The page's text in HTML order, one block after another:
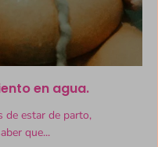
en agua.
de estar de parto,
que...